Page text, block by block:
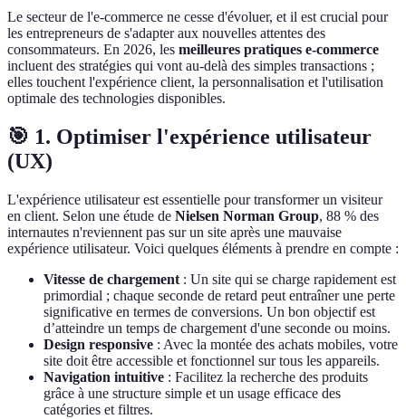
Le secteur de l'e-commerce ne cesse d'évoluer, et il est crucial pour
les entrepreneurs de s'adapter aux nouvelles attentes des
consommateurs. En 2026, les meilleures pratiques e-commerce
incluent des stratégies qui vont au-delà des simples transactions ;
elles touchent l'expérience client, la personnalisation et l'utilisation
optimale des technologies disponibles.
🎯 1. Optimiser l'expérience utilisateur
(UX)
L'expérience utilisateur est essentielle pour transformer un visiteur
en client. Selon une étude de Nielsen Norman Group, 88 % des
internautes n'reviennent pas sur un site après une mauvaise
expérience utilisateur. Voici quelques éléments à prendre en compte :
Vitesse de chargement : Un site qui se charge rapidement est
primordial ; chaque seconde de retard peut entraîner une perte
significative en termes de conversions. Un bon objectif est
d’atteindre un temps de chargement d'une seconde ou moins.
Design responsive : Avec la montée des achats mobiles, votre
site doit être accessible et fonctionnel sur tous les appareils.
Navigation intuitive : Facilitez la recherche des produits
grâce à une structure simple et un usage efficace des
catégories et filtres.